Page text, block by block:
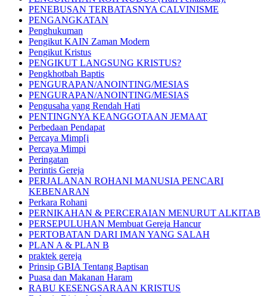
PENEBUSAN TERBATASNYA CALVINISME
PENGANGKATAN
Penghukuman
Pengikut KAIN Zaman Modern
Pengikut Kristus
PENGIKUT LANGSUNG KRISTUS?
Pengkhotbah Baptis
PENGURAPAN/ANOINTING/MESIAS
PENGURAPAN/ANOINTING/MESIAS
Pengusaha yang Rendah Hati
PENTINGNYA KEANGGOTAAN JEMAAT
Perbedaan Pendapat
Percaya Mimp[i
Percaya Mimpi
Peringatan
Perintis Gereja
PERJALANAN ROHANI MANUSIA PENCARI
KEBENARAN
Perkara Rohani
PERNIKAHAN & PERCERAIAN MENURUT ALKITAB
PERSEPULUHAN Membuat Gereja Hancur
PERTOBATAN DARI IMAN YANG SALAH
PLAN A & PLAN B
praktek gereja
Prinsip GBIA Tentang Baptisan
Puasa dan Makanan Haram
RABU KESENGSARAAN KRISTUS